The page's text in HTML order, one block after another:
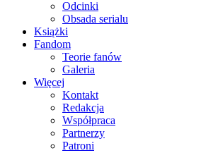
Odcinki
Obsada serialu
Książki
Fandom
Teorie fanów
Galeria
Więcej
Kontakt
Redakcja
Współpraca
Partnerzy
Patroni